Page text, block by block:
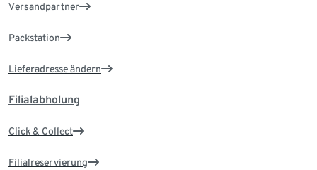
Versandpartner
Packstation
Lieferadresse ändern
Filialabholung
Click & Collect
Filialreservierung